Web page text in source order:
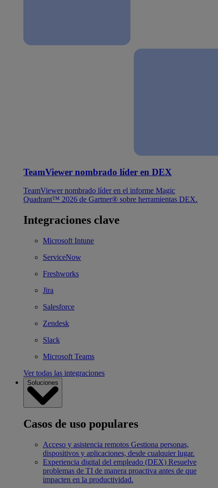
TeamViewer nombrado líder en DEX
TeamViewer nombrado líder en el informe Magic
Quadrant™ 2026 de Gartner® sobre herramientas DEX.
Integraciones clave
Microsoft Intune
ServiceNow
Freshworks
Jira
Salesforce
Zendesk
Slack
Microsoft Teams
Ver todas las integraciones
Soluciones
Casos de uso populares
Acceso y asistencia remotos Gestiona personas,
dispositivos y aplicaciones, desde cualquier lugar.
Experiencia digital del empleado (DEX) Resuelve
problemas de TI de manera proactiva antes de que
impacten en la productividad.